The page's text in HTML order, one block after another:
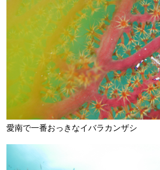
愛南で一番おっきなイバラカンザシ